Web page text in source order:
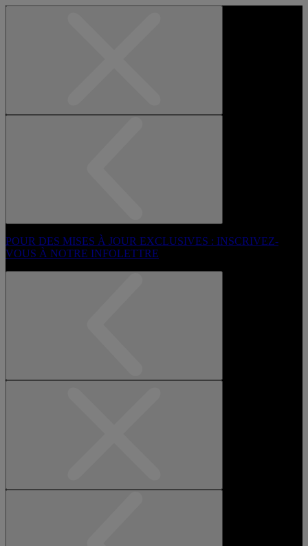
POUR DES MISES À JOUR EXCLUSIVES : INSCRIVEZ-
VOUS À NOTRE INFOLETTRE